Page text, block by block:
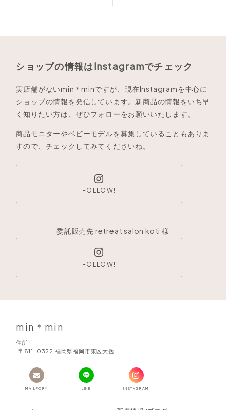
ショップの情報はInstagramでチェック
実店舗がないmin＊minですが、現在Instagramを中心に
ショップの情報を発信しています。新商品の情報をいち早
く知りたい方は、ぜひフォローをお願いいたします。
商品モニターやベビーモデルを募集していることもありま
すので、チェックしてみてくださいね。
FOLLOW!
委託販売先 retreat salon koti 様
FOLLOW!
min＊min
住所
〒811-0322 福岡県福岡市東区大岳
MAILFORM LINE INSTAGRAM